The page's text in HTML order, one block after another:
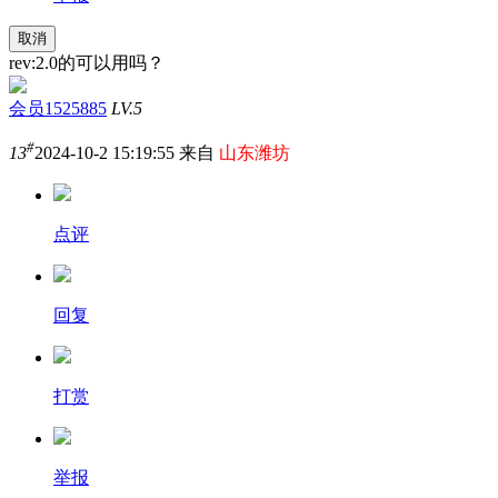
取消
rev:2.0的可以用吗？
会员1525885 LV.5
13#2024-10-2 15:19:55 来自 山东潍坊
点评
回复
打赏
举报